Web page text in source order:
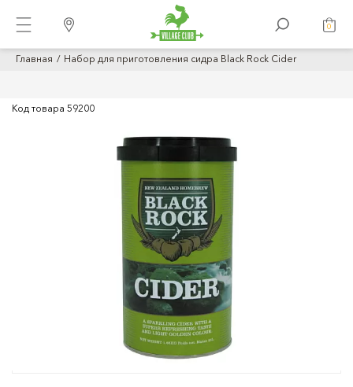
0
Главная Набор для приготовления сидра Black Rock Cider
Код товара 59200